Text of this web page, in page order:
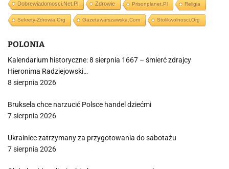
Dobrewiadomosci.net.pl Zdrowie Prisonplanet.pl Religia
Sekrety-Zdrowia.org Gazetawarszawska.com Stolikwolnosci.org
POLONIA
Kalendarium historyczne: 8 sierpnia 1667 – śmierć zdrajcy
Hieronima Radziejowski…
8 sierpnia 2026
Bruksela chce narzucić Polsce handel dziećmi
7 sierpnia 2026
Ukrainiec zatrzymany za przygotowania do sabotażu
7 sierpnia 2026